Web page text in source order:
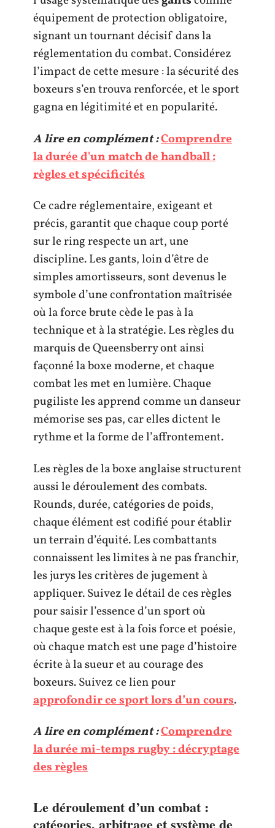
équipement de protection obligatoire,
signant un tournant décisif dans la
réglementation du combat. Considérez
l’impact de cette mesure : la sécurité des
boxeurs s’en trouva renforcée, et le sport
gagna en légitimité et en popularité.
A lire en complément :Comprendre
la durée d'un match de handball :
règles et spécificités
Ce cadre réglementaire, exigeant et
précis, garantit que chaque coup porté
sur le ring respecte un art, une
discipline. Les gants, loin d’être de
simples amortisseurs, sont devenus le
symbole d’une confrontation maîtrisée
où la force brute cède le pas à la
technique et à la stratégie. Les règles du
marquis de Queensberry ont ainsi
façonné la boxe moderne, et chaque
combat les met en lumière. Chaque
pugiliste les apprend comme un danseur
mémorise ses pas, car elles dictent le
rythme et la forme de l’affrontement.
Les règles de la boxe anglaise structurent
aussi le déroulement des combats.
Rounds, durée, catégories de poids,
chaque élément est codifié pour établir
un terrain d’équité. Les combattants
connaissent les limites à ne pas franchir,
les jurys les critères de jugement à
appliquer. Suivez le détail de ces règles
pour saisir l’essence d’un sport où
chaque geste est à la fois force et poésie,
où chaque match est une page d’histoire
écrite à la sueur et au courage des
boxeurs. Suivez ce lien pour
approfondir ce sport lors d’un cours.
A lire en complément :Comprendre
la durée mi-temps rugby : décryptage
des règles
Le déroulement d’un combat :